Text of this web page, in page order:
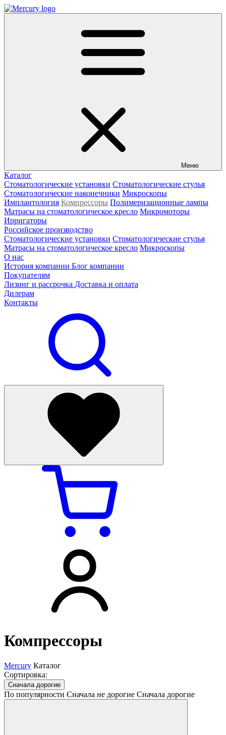
Меню
Каталог
Стоматологические установки Стоматологические стулья
Стоматологические наконечники Микроскопы
Имплантология Компрессоры Полимеризационные лампы
Матрасы на стоматологическое кресло Микромоторы
Ирригаторы
Российское производство
Стоматологические установки Стоматологические стулья
Матрасы на стоматологическое кресло Микроскопы
О нас
История компании Блог компании
Покупателям
Лизинг и рассрочка Доставка и оплата
Дилерам
Контакты
Компрессоры
Mercury Каталог
Сортировка:
Сначала дорогие
По популярности Сначала не дорогие Сначала дорогие